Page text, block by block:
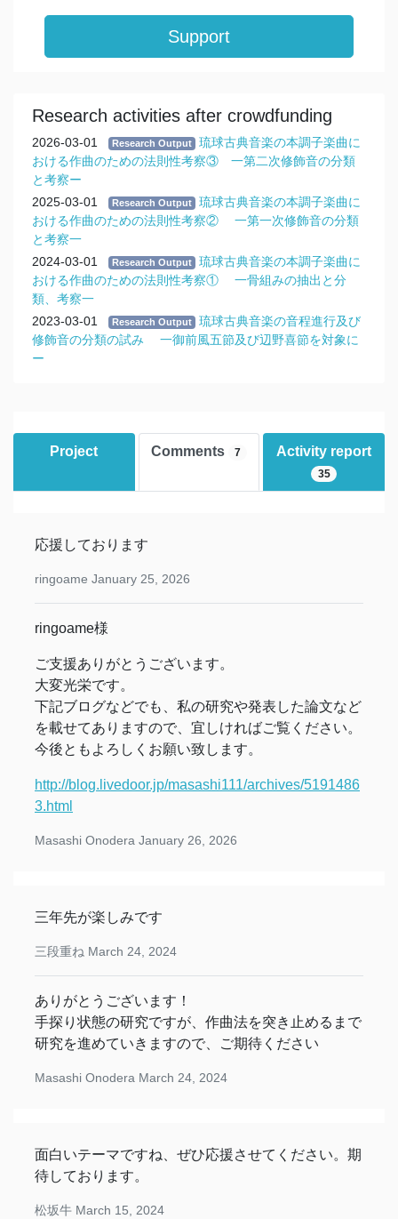
Support
Research activities after crowdfunding
2026-03-01 Research Output
琉球古典音楽の本調子楽曲に
おける作曲のための法則性考察③ 一第二次修飾音の分類
と考察ー
2025-03-01
Research Output
琉球古典音楽の本調子楽曲に
おける作曲のための法則性考察② 一第一次修飾音の分類
と考察一
2024-03-01
Research Output
琉球古典音楽の本調子楽曲に
おける作曲のための法則性考察① 一骨組みの抽出と分
類、考察一
2023-03-01
Research Output
琉球古典音楽の音程進行及び
修飾音の分類の試み 一御前風五節及び辺野喜節を対象に
ー
Project Comments 7 Activity report
35
応援しております
ringoame January 25, 2026
ringoame様
ご支援ありがとうございます。
大変光栄です。
下記ブログなどでも、私の研究や発表した論文など
を載せてありますので、宜しければご覧ください。
今後ともよろしくお願い致します。
http://blog.livedoor.jp/masashi111/archives/5191486
3.html
Masashi Onodera January 26, 2026
三年先が楽しみです
三段重ね March 24, 2024
ありがとうございます！
手探り状態の研究ですが、作曲法を突き止めるまで
研究を進めていきますので、ご期待ください
Masashi Onodera March 24, 2024
面白いテーマですね、ぜひ応援させてください。期
待しております。
松坂牛 March 15, 2024